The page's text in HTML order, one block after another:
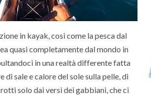
in kayak, cosi come la pesca dal
quasi completamente dal mondo in
in una realtà differente fatta
di sale e calore del sole sulla pelle, di
solo dai versi dei gabbiani, che ci